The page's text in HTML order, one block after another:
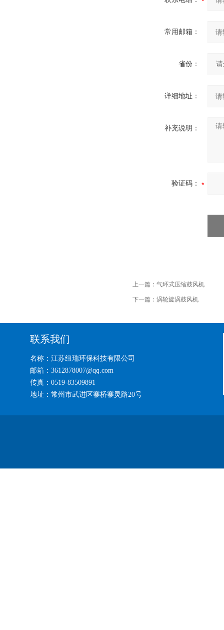
常用邮箱：
省份：
详细地址：
补充说明：
验证码：
上一篇： 气环式压缩鼓风机
下一篇： 涡轮旋涡鼓风机
联系我们
名称：江苏纽瑞环保科技有限公司
邮箱：3612878007@qq.com
传真：0519-83509891
地址：常州市武进区寨桥寨灵路20号